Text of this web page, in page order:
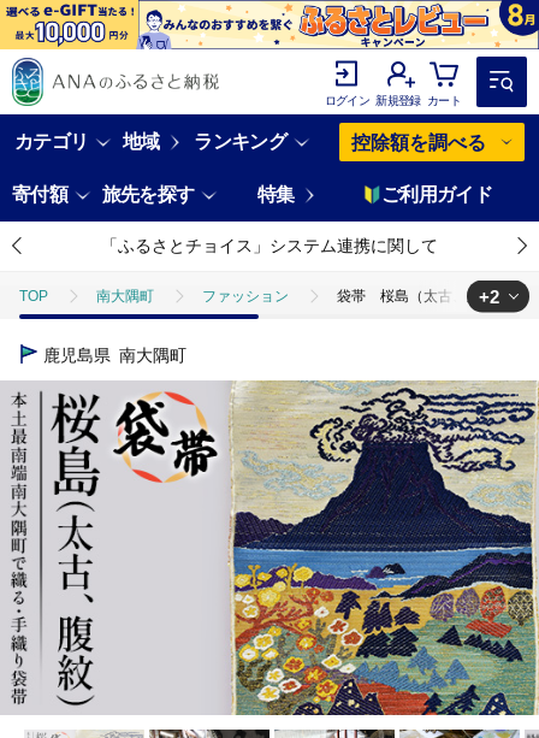
ログイン 新規登録 カート
カテゴリ 地域 ランキング 控除額を調べる
寄付額 旅先を探す 特集 ご利用ガイド
「ふるさとチョイス」システム連携に関して
TOP 南大隅町 ファッション 袋帯 桜島（太古、腹紋）1本
TOP
TOP ファッション その他ファッション 袋帯 桜島（太古、
+2
鹿児島県 南大隅町